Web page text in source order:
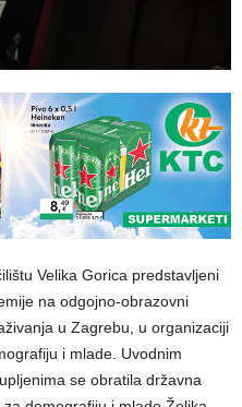
Velika Gorica predstavljeni
na odgojno-obrazovni
u Zagrebu, u organizaciji
i mlade. Uvodnim
se obratila državna